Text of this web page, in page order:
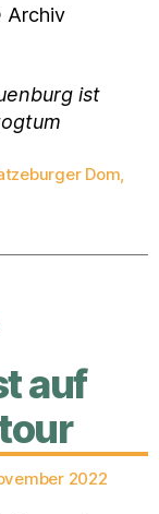
Archiv
ist
Dom
auf
2022